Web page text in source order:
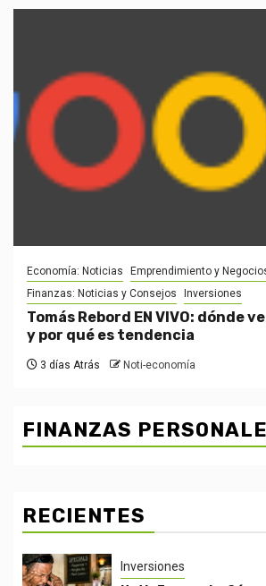
Economía: Noticias
Emprendimiento y
Finanzas: Noticias y Consejos
Inversiones
Tomás Rebord EN VIVO: dónde
y por qué es tendencia
3 días Atrás Noti-economía
FINANZAS
RECIENTES
Inversiones